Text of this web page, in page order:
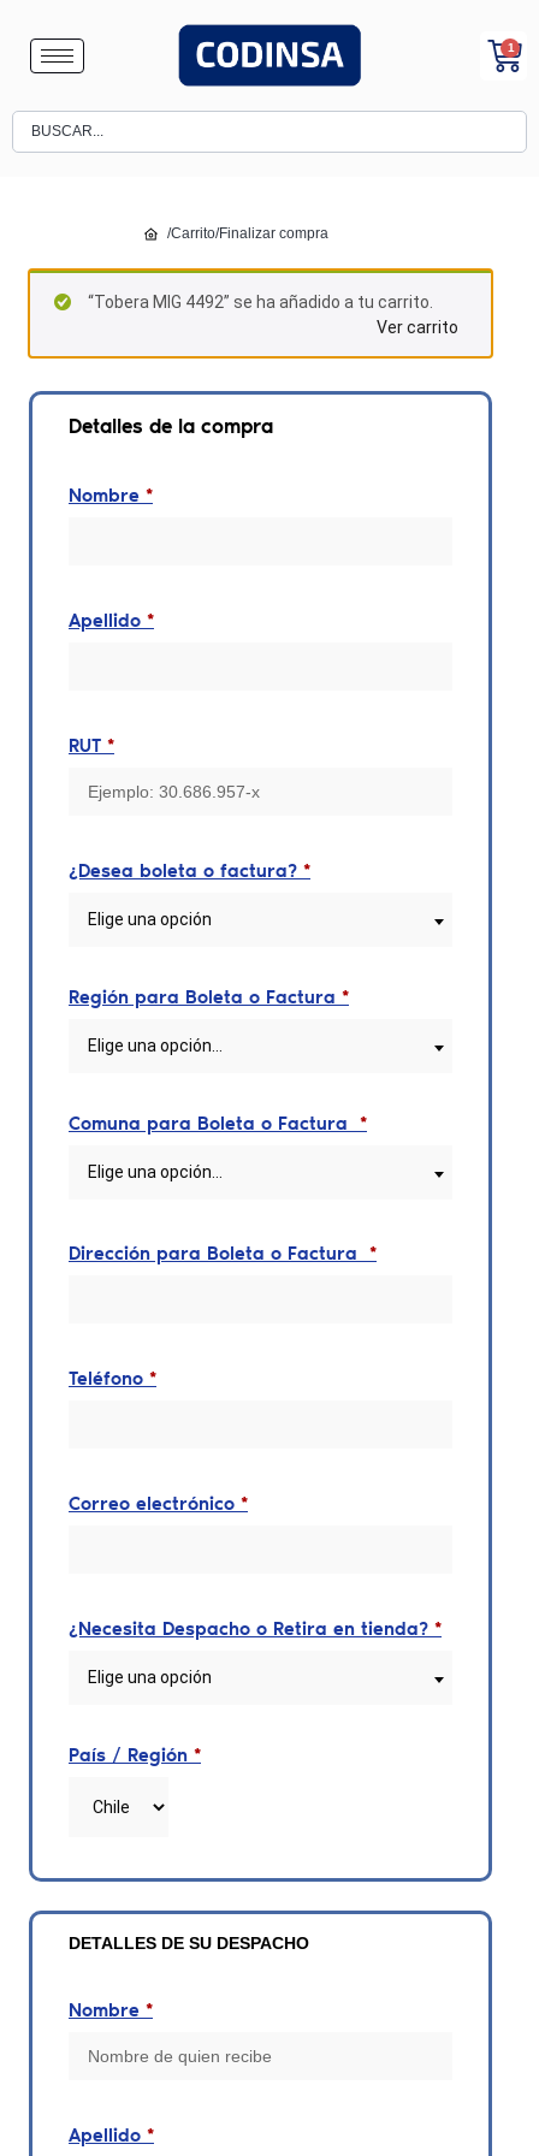
1
/Carrito/Finalizar compra
“Tobera MIG 4492” se ha añadido a tu carrito.
Ver carrito
Detalles de la compra
Nombre *
Apellido *
RUT *
¿Desea boleta o factura? *
Elige una opción
Región para Boleta o Factura *
Elige una opción…
Comuna para Boleta o Factura *
Elige una opción…
Dirección para Boleta o Factura *
Teléfono *
Correo electrónico *
¿Necesita Despacho o Retira en tienda? *
Elige una opción
País / Región *
DETALLES DE SU DESPACHO
Nombre *
Apellido *